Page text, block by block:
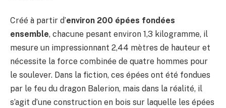
Créé à partir d’environ 200 épées fondées
ensemble, chacune pesant environ 1,3 kilogramme, il
mesure un impressionnant 2,44 mètres de hauteur et
nécessite la force combinée de quatre hommes pour
le soulever. Dans la fiction, ces épées ont été fondues
par le feu du dragon Balerion, mais dans la réalité, il
s’agit d’une construction en bois sur laquelle les épées